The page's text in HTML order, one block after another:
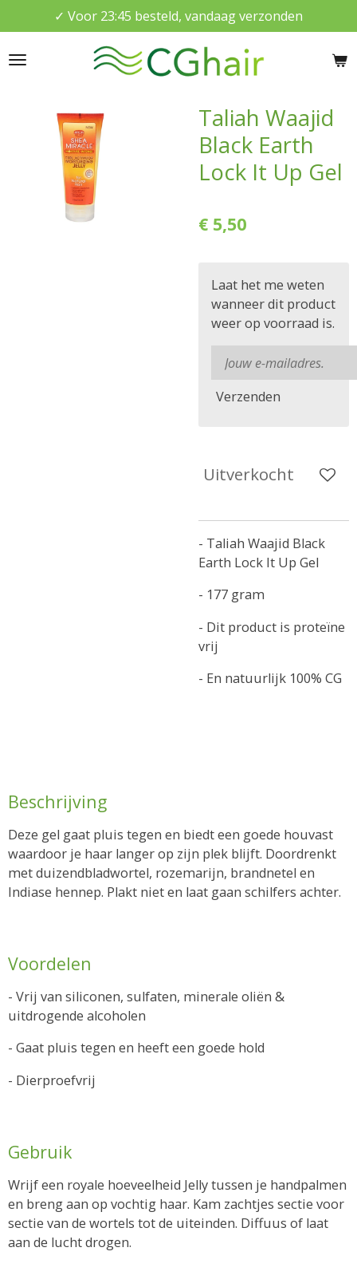
direct
naar
✓ Voor 23:45 besteld, vandaag verzonden
Taliah Waajid
Black Earth
Lock It Up Gel
€ 5,50
Laat het me weten
wanneer dit product
weer op voorraad is.
Verzenden
Uitverkocht
- Taliah Waajid Black
Earth Lock It Up Gel
- 177 gram
- Dit product is proteïne
vrij
- En natuurlijk 100% CG
Beschrijving
Deze gel gaat pluis tegen en biedt een goede houvast
waardoor je haar langer op zijn plek blijft. Doordrenkt
met duizendbladwortel, rozemarijn, brandnetel en
Indiase hennep. Plakt niet en laat gaan schilfers achter.
Voordelen
- Vrij van siliconen, sulfaten, minerale oliën &
uitdrogende alcoholen
- Gaat pluis tegen en heeft een goede hold
- Dierproefvrij
Gebruik
Wrijf een royale hoeveelheid Jelly tussen je handpalmen
en breng aan op vochtig haar. Kam zachtjes sectie voor
sectie van de wortels tot de uiteinden. Diffuus of laat
aan de lucht drogen.